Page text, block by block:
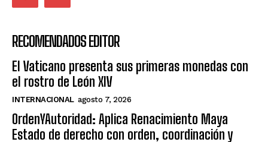
RECOMENDADOS EDITOR
El Vaticano presenta sus primeras monedas con
el rostro de León XIV
INTERNACIONAL agosto 7, 2026
OrdenYAutoridad: Aplica Renacimiento Maya
Estado de derecho con orden, coordinación y